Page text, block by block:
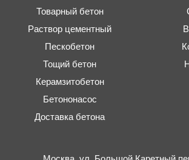
Товарный бетон
Раствор цементный
Пескобетон
Тощий бетон
Керамзитобетон
Бетононасос
Доставка бетона